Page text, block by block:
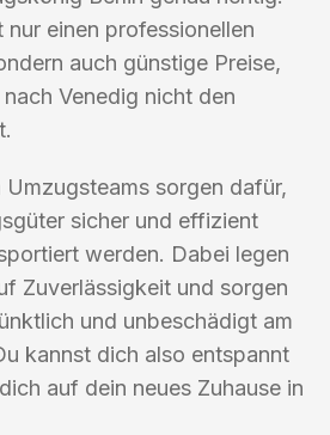
einen professionellen
auch günstige Preise,
Venedig nicht den
Umzugsteams sorgen dafür,
sicher und effizient
werden. Dabei legen
Zuverlässigkeit und sorgen
und unbeschädigt am
kannst dich also entspannt
auf dein neues Zuhause in